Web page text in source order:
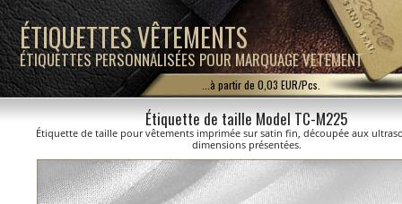
ÉTIQUETTES VÊTEMENTS
ÉTIQUETTES PERSONNALISÉES POUR MARQUAGE VETEMENT
...à partir de 0,03 EUR/Pcs.
Étiquette de taille Model TC-M225
Étiquette de taille pour vêtements imprimée sur satin fin, découpée aux
dimensions présentées.